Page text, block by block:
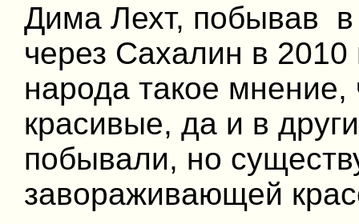
Дима Лехт, побывав
через Сахалин в 2010
народа такое
красивые, да и в
побывали, но
завораживающей